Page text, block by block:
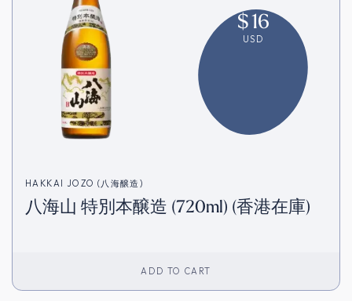
$16
USD
HAKKAI JOZO (八海醸造)
八海山 特別本醸造 (720ml) (香港在庫)
ADD TO CART